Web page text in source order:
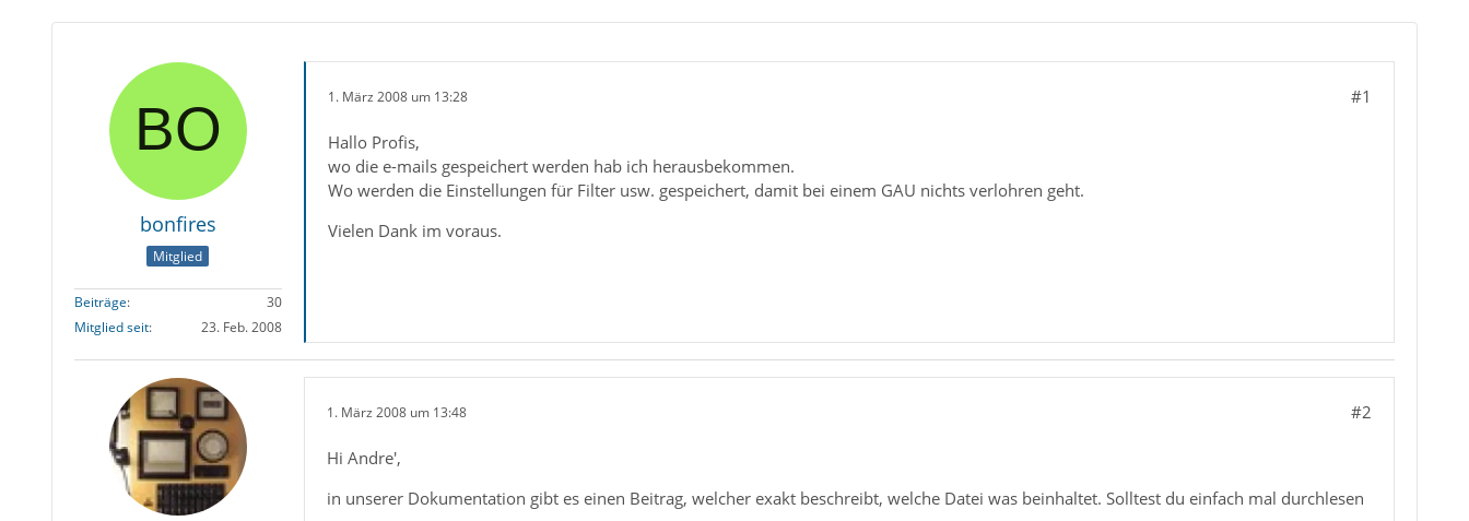
bonfires
Mitglied
Beiträge
30
Mitglied seit
23. Feb. 2008
1. März 2008 um 13:28 #1
Hallo Profis,
wo die e-mails gespeichert werden hab ich herausbekommen.
Wo werden die Einstellungen für Filter usw. gespeichert, damit bei einem GAU nichts verlohren geht.
Vielen Dank im voraus.
1. März 2008 um 13:48 #2
Hi Andre',
in unserer Dokumentation gibt es einen Beitrag, welcher exakt beschreibt, welche Datei was beinhaltet. Solltest du einfach mal durchlesen